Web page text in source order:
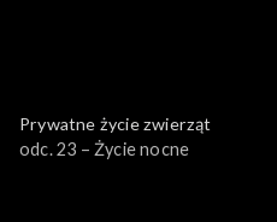
Prywatne życie zwierząt
odc. 23 – Życie nocne